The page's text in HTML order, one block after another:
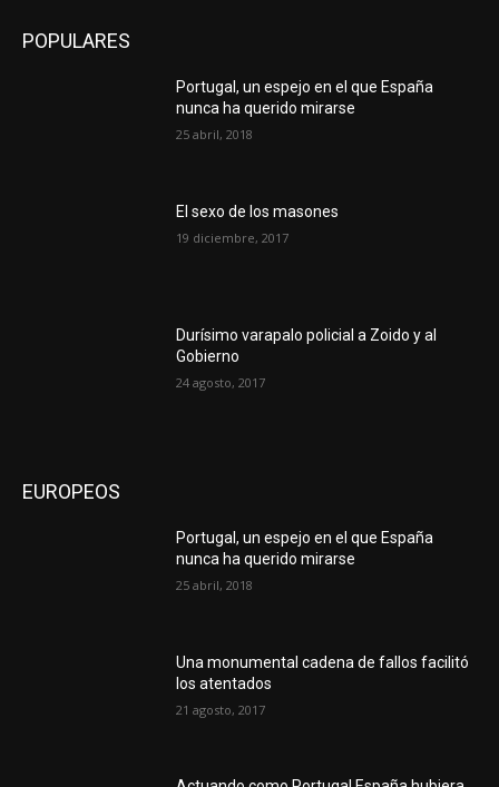
POPULARES
Portugal, un espejo en el que España
nunca ha querido mirarse
25 abril, 2018
El sexo de los masones
19 diciembre, 2017
Durísimo varapalo policial a Zoido y al
Gobierno
24 agosto, 2017
EUROPEOS
Portugal, un espejo en el que España
nunca ha querido mirarse
25 abril, 2018
Una monumental cadena de fallos facilitó
los atentados
21 agosto, 2017